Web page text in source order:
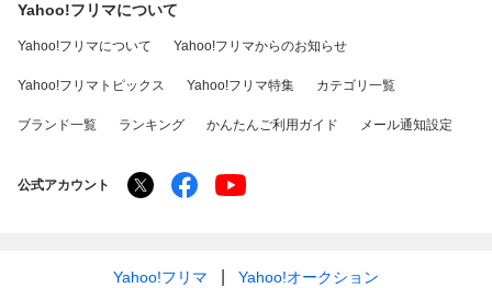
Yahoo!フリマについて
Yahoo!フリマについて Yahoo!フリマからのお知らせ
Yahoo!フリマトピックス Yahoo!フリマ特集 カテゴリ一覧
ブランド一覧 ランキング かんたんご利用ガイド メール通知設定
公式アカウント
Yahoo!フリマ
Yahoo!オークション